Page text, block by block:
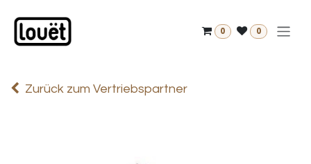
0 0
Zurück zum Vertriebspartner